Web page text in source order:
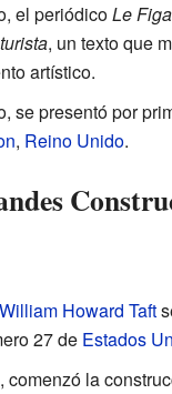
el periódicoLe
, un texto que
artístico.
se presentó por
, Reino Unido.
William Howard Taft
27 de Estados
comenzó la